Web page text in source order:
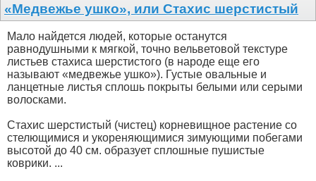
«Медвежье ушко», или Стахис шерстистый
Мало найдется людей, которые останутся
равнодушными к мягкой, точно вельветовой текстуре
листьев стахиса шерстистого (в народе еще его
называют «медвежье ушко»). Густые овальные и
ланцетные листья сплошь покрыты белыми или серыми
волосками.
Стахис шерстистый (чистец) корневищное растение со
стелющимися и укореняющимися зимующими побегами
высотой до 40 см. образует сплошные пушистые
коврики. ...